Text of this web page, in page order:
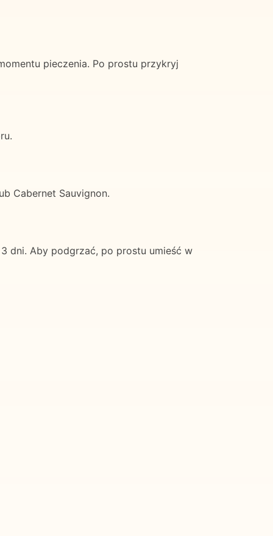
pieczenia. Po prostu przykryj
Cabernet Sauvignon.
dni. Aby podgrzać, po prostu umieść w